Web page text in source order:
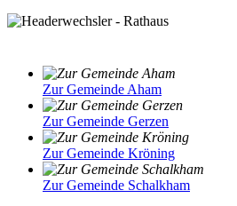
Zur Gemeinde Aham
Zur Gemeinde Gerzen
Zur Gemeinde Kröning
Zur Gemeinde Schalkham